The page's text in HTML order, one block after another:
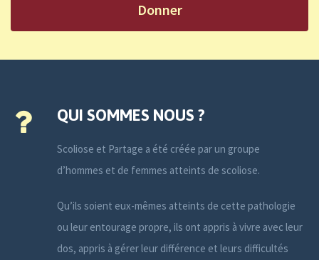
Donner
QUI SOMMES NOUS ?
Scoliose et Partage a été créée par un groupe
d’hommes et de femmes atteints de scoliose.
Qu’ils soient eux-mêmes atteints de cette pathologie
ou leur entourage propre, ils ont appris à vivre avec leur
dos, appris à gérer leur différence et leurs difficultés